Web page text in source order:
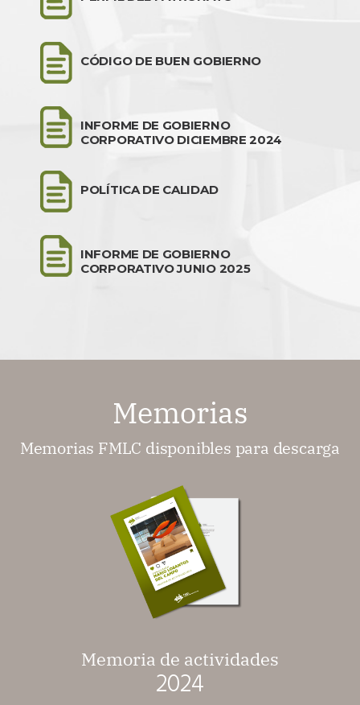
CÓDIGO DE BUEN GOBIERNO
INFORME DE GOBIERNO
CORPORATIVO DICIEMBRE 2024
POLÍTICA DE CALIDAD
INFORME DE GOBIERNO
CORPORATIVO JUNIO 2025
Memorias
Memorias FMLC disponibles para descarga
Memoria de actividades
2024